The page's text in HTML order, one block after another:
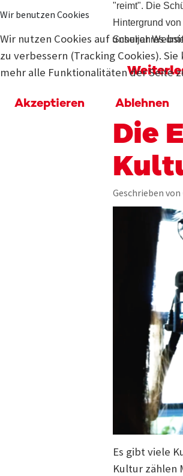
"reimt". Die
Hintergrund
Schuljahres
Die
Geschrieben von
Es gibt viele
Kultur zählen
Wir benutzen Cookies
Wir nutzen Cookies auf unserer
zu verbessern (Tracking Cookies).
mehr alle Funktionalitäten der Seite
Akzeptieren Ablehnen